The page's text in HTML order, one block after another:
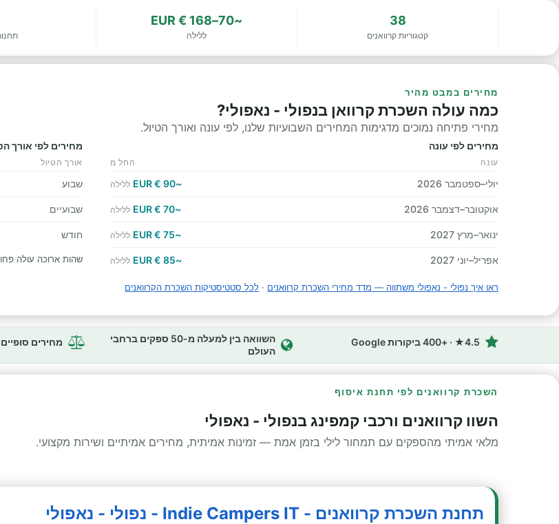
38
קטגוריות קרוואנים
~70–168 € EUR
ללילה
מחירים במבט מהיר
כמה עולה השכרת קרוואן בנפולי - נאפולי?
מחירי פתיחה נמוכים מדגימות המחירים השבועיות שלנו, לפי עונה ואורך הטיול.
מחירים לפי עונה
עונה החל מ
יולי–ספטמבר 2026 ~90 € EUR ללילה
אוקטובר–דצמבר 2026 ~70 € EUR ללילה
ינואר–מרץ 2027 ~75 € EUR ללילה
אפריל–יוני 2027 ~85 € EUR ללילה
מחירים לפי אורך
אורך הטיול
שבוע
שבועיים
חודש
שהות ארוכה עולה
ראו איך נפולי - נאפולי משתווה — מדד מחירי השכרת קרוואנים · לכל סטטיסטיקות השכרת הקרוואנים
4.5★ · +400 ביקורות Google
השוואה בין למעלה מ-50 ספקים ברחבי
העולם
מחירים
השכרת קרוואנים לפי תחנת איסוף
השוו קרוואנים ורכבי קמפינג בנפולי - נאפולי
מלאי אמיתי מהספקים עם תמחור לילי בזמן אמת — זמינות אמיתית, מחירים אמיתיים ושירות מקצועי.
תחנת השכרת קרוואנים - Indie Campers IT - נפולי - נאפולי